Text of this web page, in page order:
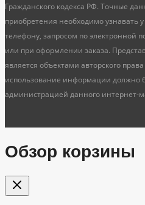
Гражданского кодекса РФ. Точные
приобретения необходимо узнавать
телефону, запросом по электронной
или при оформлении заказа.
является объектами авторского
использование информации должно
администрацией данного интернет-
Обзор корзины